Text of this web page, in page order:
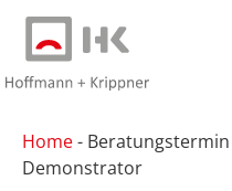
Home-
Demonstrator